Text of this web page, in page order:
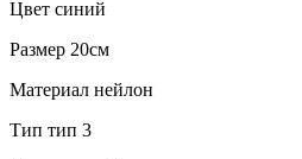
Цвет синий
Размер 20см
Материал нейлон
Тип тип 3